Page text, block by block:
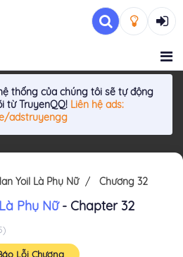
thống của chúng tôi sẽ tự động
từ TruyenQQ! Liên hệ ads:
adstruyengg
Yoil Là Phụ Nữ Chương 32
Phụ Nữ- Chapter 32
Lỗi Chương